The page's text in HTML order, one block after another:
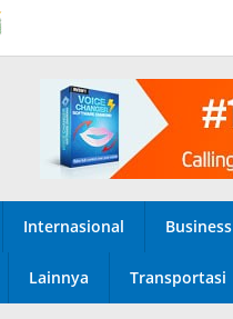
Internasional Business
Lainnya Transportasi